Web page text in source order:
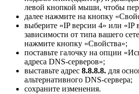
левой кнопкой мыши, чтобы
далее нажмите на кнопку
выберите «IP версии 4» или «IP
зависимости от типа вашего
нажмите кнопку «Свойства»;
поставьте галочку на опции
адреса DNS-серверов»;
выставьте адрес 8.8.8.8. для
альтернативного DNS-сервера;
сохраните изменения.